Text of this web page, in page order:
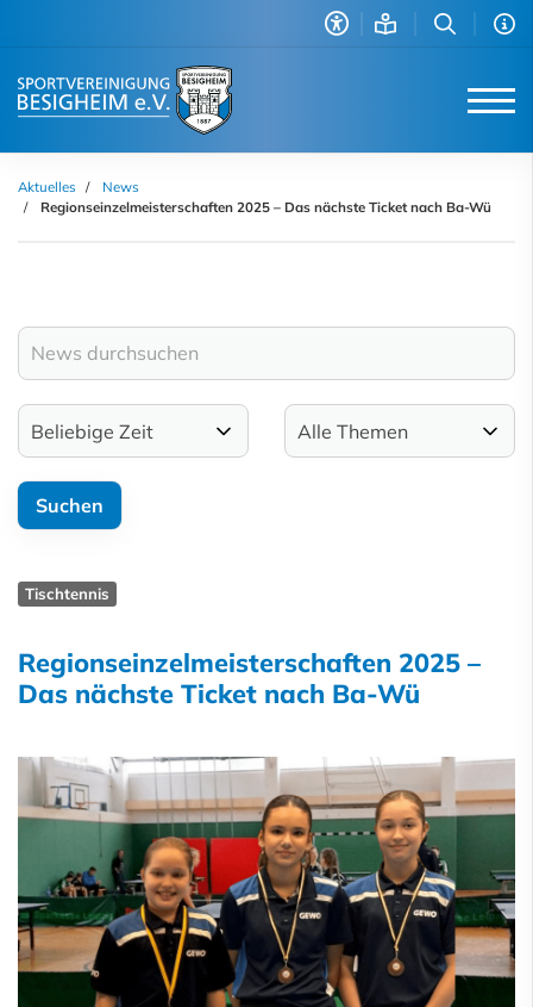
Aktuelles
News
Regionseinzelmeisterschaften 2025 – Das nächste Ticket nach Ba-Wü
Tischtennis
Regionseinzelmeisterschaften 2025 –
Das nächste Ticket nach Ba-Wü